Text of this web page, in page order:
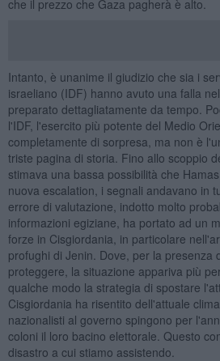
che il prezzo che Gaza pagherà è alto.
Intanto, è unanime il giudizio che sia i
israeliano (IDF) hanno avuto una falla
preparato dettagliatamente da tempo.
l'IDF, l'esercito più potente del Medio
completamente di sorpresa, ma non è
triste pagina di storia. Fino allo scoppio
stimava una bassa possibilità che
nuova escalation, i segnali andavano in
errore di valutazione, indotto molto
informazioni egiziane, ha portato ad un
forze in Cisgiordania, in particolare
profughi di Jenin. Dove, per la presenza
proteggere, la situazione appariva più
qualche modo la strategia di spostare
Cisgiordania ha risentito dell'attuale
nazionalisti al governo spingono per
coloni il loro bacino elettorale. Questo
disastro a cui stiamo assistendo.